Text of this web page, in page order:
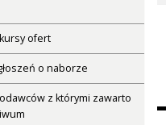
ofert
o naborze
z którymi zawarto